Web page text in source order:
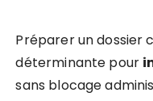
Préparer un dossier
déterminante pour
sans blocage